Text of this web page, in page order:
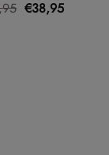
Ursprünglicher
Preis
€38,95Aktueller